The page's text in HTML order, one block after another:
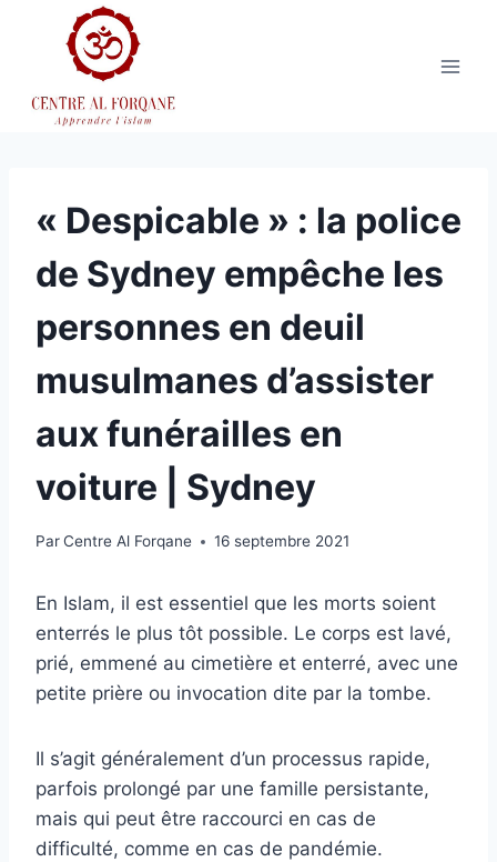
« Despicable » : la police
de Sydney empêche les
personnes en deuil
musulmanes d’assister
aux funérailles en
voiture | Sydney
ParCentre Al Forqane 16 septembre 2021
En Islam, il est essentiel que les morts soient
enterrés le plus tôt possible. Le corps est lavé,
prié, emmené au cimetière et enterré, avec une
petite prière ou invocation dite par la tombe.
Il s’agit généralement d’un processus rapide,
parfois prolongé par une famille persistante,
mais qui peut être raccourci en cas de
difficulté, comme en cas de pandémie.